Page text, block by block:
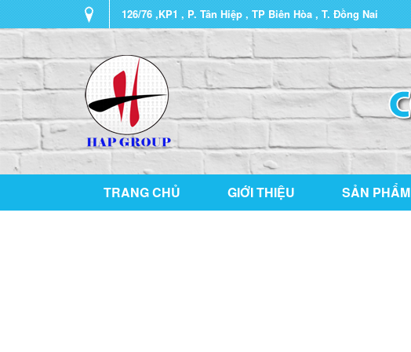
126/76 ,KP1 , P. Tân Hiệp , TP Biên Hòa , T. Đồng Nai
TRANG CHỦ GIỚI THIỆU SẢN PHẨM